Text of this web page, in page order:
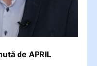
de APRIL